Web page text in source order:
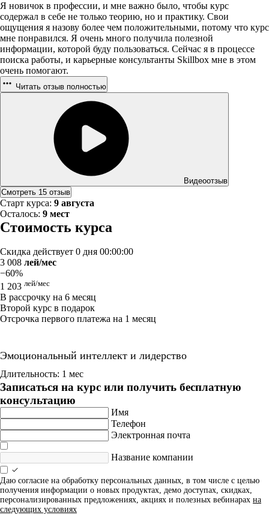
Я новичок в профессии, и мне важно было, чтобы курс
содержал в себе не только теорию, но и практику. Свои
ощущения я назову более чем положительными, потому что курс
мне понравился. Я очень много получила полезной
информации, которой буду пользоваться. Сейчас я в процессе
поиска работы, и карьерные консультанты Skillbox мне в этом
очень помогают.
Читать отзыв полностью
Видеоотзыв
Смотреть 15 отзыв
Старт курса: 9 августа
Осталось: 9 мест
Стоимость курса
Скидка действует 0 дня 00:00:00
3 008 лей/мес
−60%
1 203 лей/мес
В рассрочку на 6 месяц
Второй курс в подарок
Отсрочка первого платежа на 1 месяц
Эмоциональный интеллект и лидерство
Длительность: 1 мес
Записаться на курс или получить бесплатную
консультацию
Имя
Телефон
Электронная почта
Название компании
Даю согласие на обработку персональных данных, в том числе с целью
получения информации о новых продуктах, демо доступах, скидках,
персонализированных предложениях, акциях и полезных вебинарах на
следующих условиях